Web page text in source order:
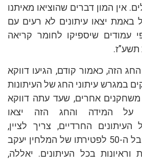
אין המון דברים שהוציאו מאיתנו
באמת יצאו עיתונים לא רעים עם
עמודים שיספיקו לחומר קריאה
הזה, כאמור קודם, הגיעו דווקא
במגרש עיתוני החג של העיתונות
אחרים, שעד עתה דווקא
המידה והחג הזה יצאו
החרדיים, צריך לציין,
התייחסו החג הזה ליובל ה-50 לפטירתו של המלחין יעקב
בכל העיתונים. יאללה,